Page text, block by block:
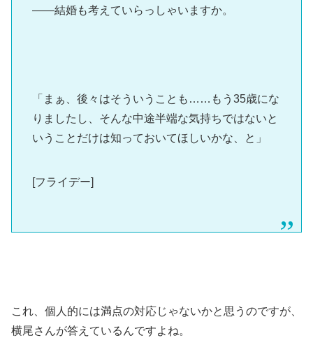
――結婚も考えていらっしゃいますか。
「まぁ、後々はそういうことも……もう35歳にな
りましたし、そんな中途半端な気持ちではないと
いうことだけは知っておいてほしいかな、と」
[フライデー]
これ、個人的には満点の対応じゃないかと思うのですが、
横尾さんが答えているんですよね。